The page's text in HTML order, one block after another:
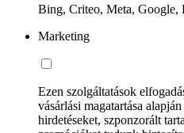
Bing, Criteo, Meta, Google,
Marketing
Ezen szolgáltatások
vásárlási magatartása
hirdetéseket, szponzorált